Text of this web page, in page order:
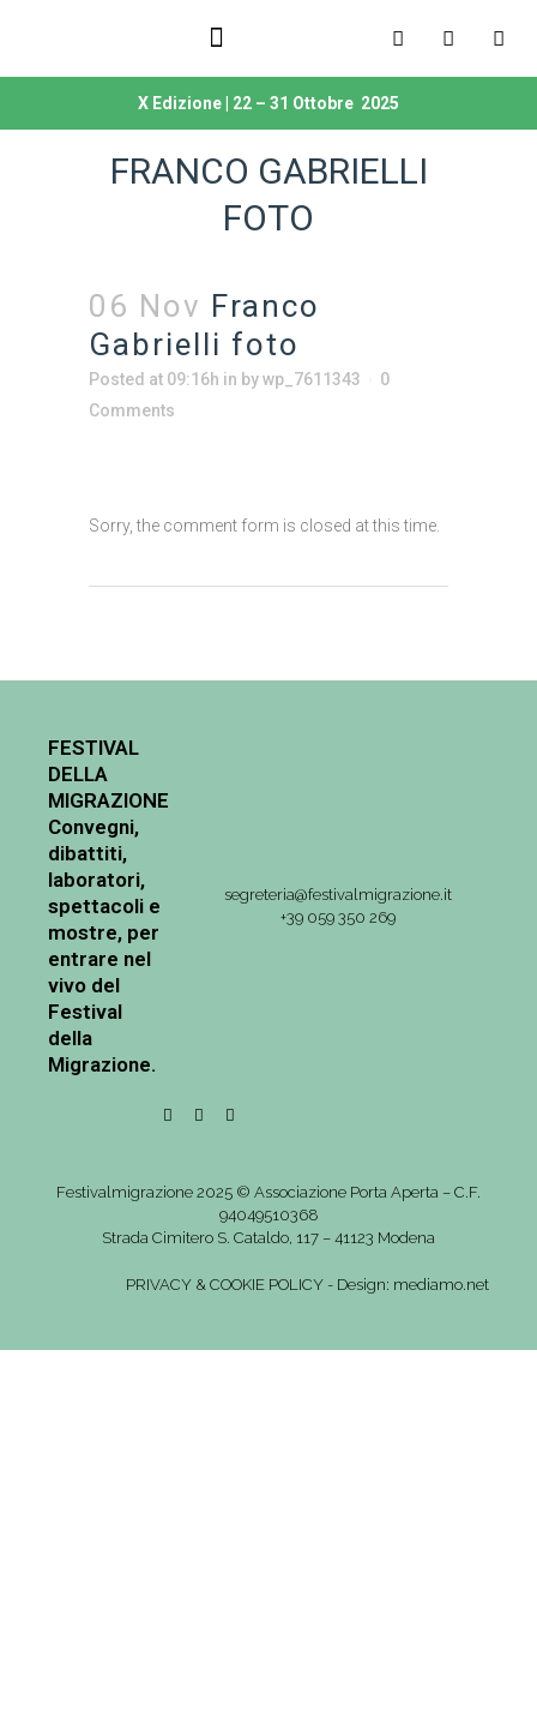
X Edizione | 22 – 31 Ottobre 2025
FRANCO GABRIELLI
FOTO
06 Nov Franco
Gabrielli foto
Posted at 09:16h in bywp_7611343
0
Comments
Sorry, the comment form is closed at this time.
FESTIVAL
DELLA
MIGRAZIONE
Convegni,
dibattiti,
laboratori,
spettacoli e
mostre, per
entrare nel
vivo del
Festival
della
Migrazione.
segreteria@festivalmigrazione.it
+39 059 350 269
Festivalmigrazione 2025 © Associazione Porta Aperta – C.F.
94049510368
Strada Cimitero S. Cataldo, 117 – 41123 Modena
PRIVACY & COOKIE POLICY - Design: mediamo.net